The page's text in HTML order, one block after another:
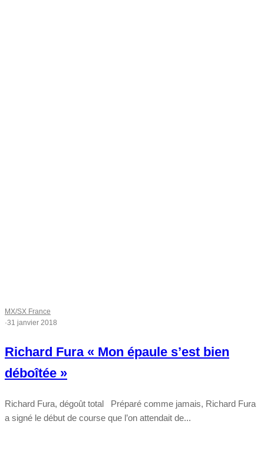
MX/SX France
·31 janvier 2018
Richard Fura « Mon épaule s’est bien
déboîtée »
Richard Fura, dégoût total Préparé comme jamais, Richard Fura
a signé le début de course que l’on attendait de...